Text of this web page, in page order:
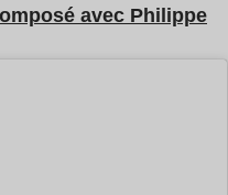
avec Philippe